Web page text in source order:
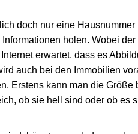
doch nur eine
holen. Wobei
erwartet, dass es
auch bei den Immobilien
Erstens kann man die Größe
ob sie hell sind oder ob es